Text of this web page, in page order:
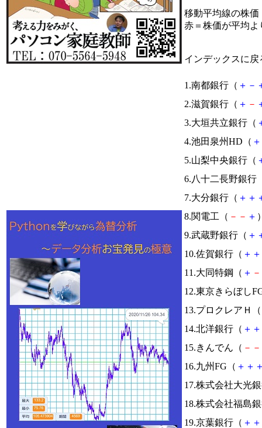
移動平均線の株価
赤＝株価が平均
インデックスに戻
1.南都銀行（ ＋ －
2.滋賀銀行（ ＋ －
3.大垣共立銀行（
4.池田泉州HD（ ＋
5.山梨中央銀行（
6.八十二長野銀行
7.大分銀行（ ＋ ＋
8.関電工（ － － ＋
9.武蔵野銀行（ ＋
10.佐賀銀行（ ＋ ＋
11.大同特鋼（ ＋ －
12.東京きらぼし
13.プロクレアＨ（
14.北洋銀行（ ＋ ＋
15.きんでん（ － －
16.九州FG（ ＋ ＋
17.株式会社大光
18.株式会社福島
19.京葉銀行（ ＋ ＋